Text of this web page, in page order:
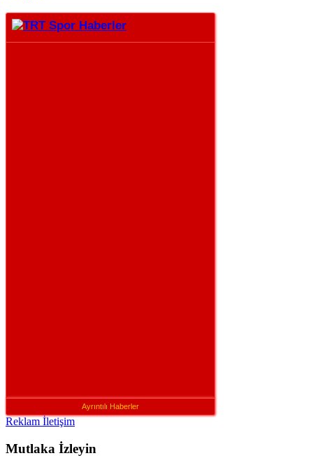
Ayrıntılı Haberler
Reklam İletişim
Mutlaka İzleyin